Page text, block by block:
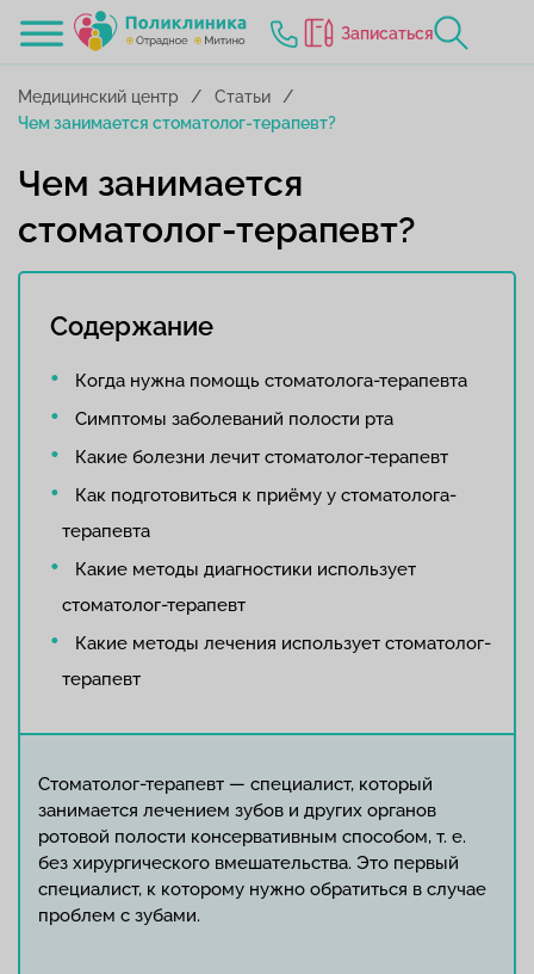
Записаться
Медицинский центр
Статьи
Чем занимается стоматолог-терапевт?
Чем занимается
стоматолог-терапевт?
Содержание
Когда нужна помощь стоматолога-терапевта
Симптомы заболеваний полости рта
Какие болезни лечит стоматолог-терапевт
Как подготовиться к приёму у стоматолога-
терапевта
Какие методы диагностики использует
стоматолог-терапевт
Какие методы лечения использует стоматолог-
терапевт
Стоматолог-терапевт — специалист, который
занимается лечением зубов и других органов
ротовой полости консервативным способом, т. е.
без хирургического вмешательства. Это первый
специалист, к которому нужно обратиться в случае
проблем с зубами.